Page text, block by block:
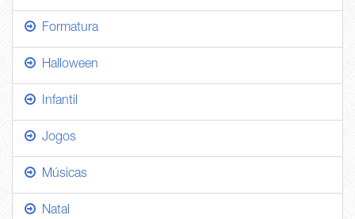
Formatura
Halloween
Infantil
Jogos
Músicas
Natal